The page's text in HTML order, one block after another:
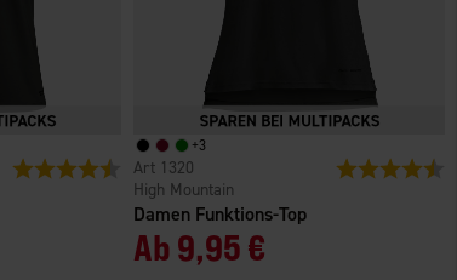
Bewertung: 4.4 von 5 Sternen
+3
Damen Funktions-Top
High Mountain
1320
Ab9,95 €
Bewertung: